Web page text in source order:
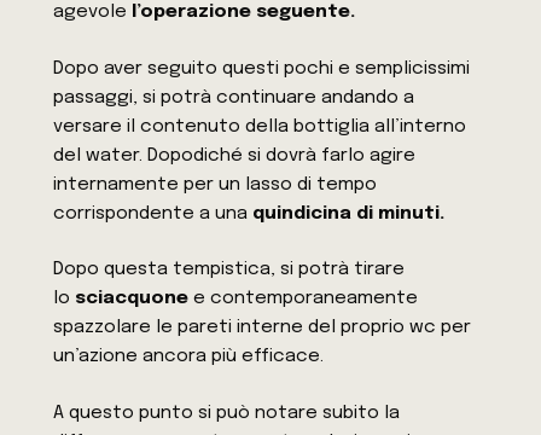
agevole
l’operazione seguente.
Dopo aver seguito questi pochi e semplicissimi
passaggi, si potrà continuare andando a
versare il contenuto della bottiglia all’interno
del water. Dopodiché si dovrà farlo agire
internamente per un lasso di tempo
corrispondente a una quindicina di minuti.
Dopo questa tempistica, si potrà tirare
lo sciacquone e contemporaneamente
spazzolare le pareti interne del proprio wc per
un’azione ancora più efficace.
A questo punto si può notare subito la